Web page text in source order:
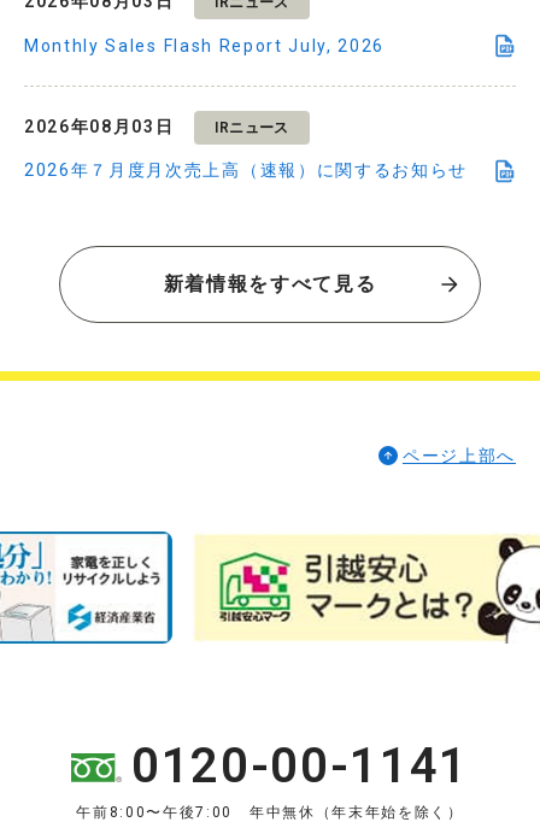
Monthly Sales Flash Report July, 2026
2026年08月03日 IRニュース
2026年７月度月次売上高（速報）に関するお知らせ
新着情報をすべて見る
ページ上部へ
0120-00-1141
午前8:00〜午後7:00 年中無休（年末年始を除く）